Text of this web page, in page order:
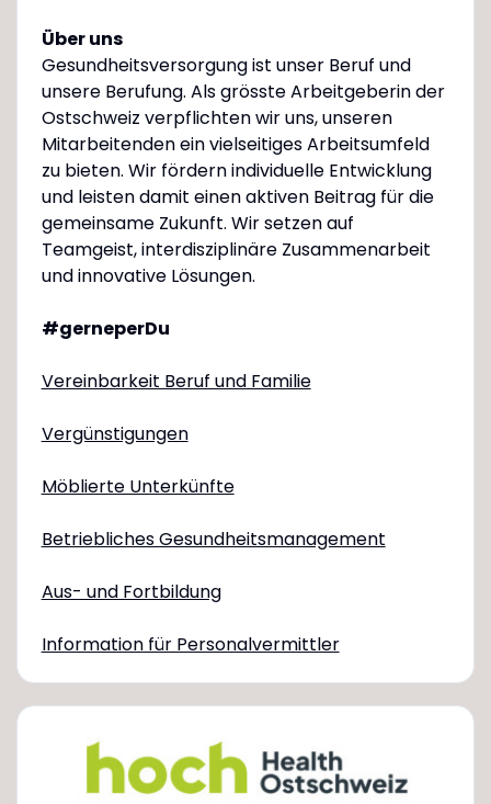
Über uns
Gesundheitsversorgung ist unser Beruf und
unsere Berufung. Als grösste Arbeitgeberin der
Ostschweiz verpflichten wir uns, unseren
Mitarbeitenden ein vielseitiges Arbeitsumfeld
zu bieten. Wir fördern individuelle Entwicklung
und leisten damit einen aktiven Beitrag für die
gemeinsame Zukunft. Wir setzen auf
Teamgeist, interdisziplinäre Zusammenarbeit
und innovative Lösungen.
#gerneperDu
Vereinbarkeit Beruf und Familie
Vergünstigungen
Möblierte Unterkünfte
Betriebliches Gesundheitsmanagement
Aus- und Fortbildung
Information für Personalvermittler